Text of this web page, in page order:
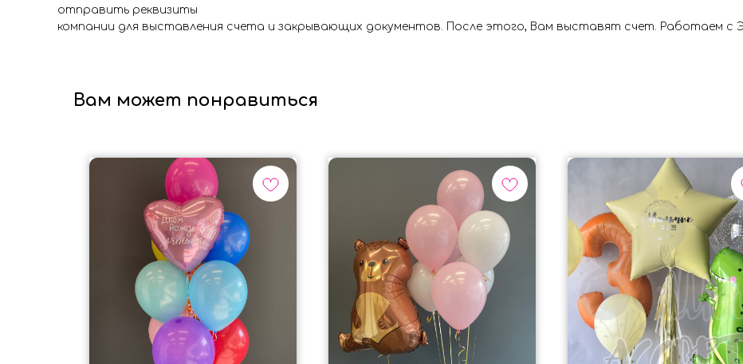
отправить реквизиты
компании для выставления счета и закрывающих документов. После этого, Вам выставят счет. Работаем с
Вам может понравиться